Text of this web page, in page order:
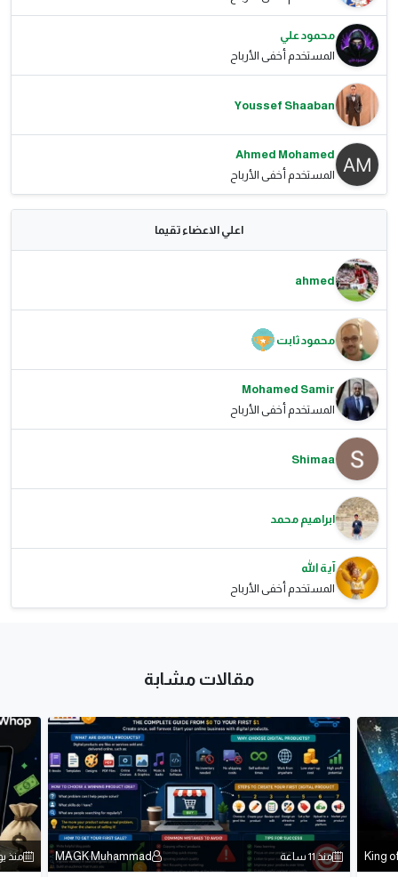
محمود علي
المستخدم أخفى الأرباح
Youssef Shaaban
Ahmed Mohamed
المستخدم أخفى الأرباح
اعلي الاعضاء تقيما
ahmed
محمود ثابت
Mohamed Samir
المستخدم أخفى الأرباح
Shimaa
ابراهيم محمد
آية الله
المستخدم أخفى الأرباح
مقالات مشابة
King منذ 11 ساعة MAGK Muhammad منذ